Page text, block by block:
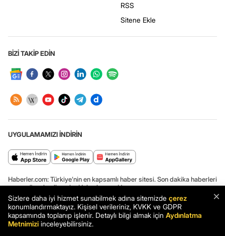
RSS
Sitene Ekle
BİZİ TAKİP EDİN
UYGULAMAMIZI İNDİRİN
Haberler.com: Türkiye’nin en kapsamlı haber sitesi. Son dakika haberleri
ve en güncel gelişmeler Haberler.com’da.
Haber: Rusların İyileştiremediği Çocuğu Türk Doktorlar Ayağa Kaldırdı
×
Sizlere daha iyi hizmet sunabilmek adına sitemizde çerez
konumlandırmaktayız. Kişisel verileriniz, KVKK ve GDPR
kapsamında toplanıp işlenir. Detaylı bilgi almak için Aydınlatma
Metnimizi inceleyebilirsiniz.